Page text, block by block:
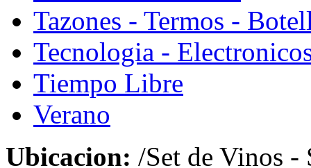
Tazones - Termos -
Tecnologia -
Tiempo Libre
Verano
Ubicacion: /Set de Vinos -